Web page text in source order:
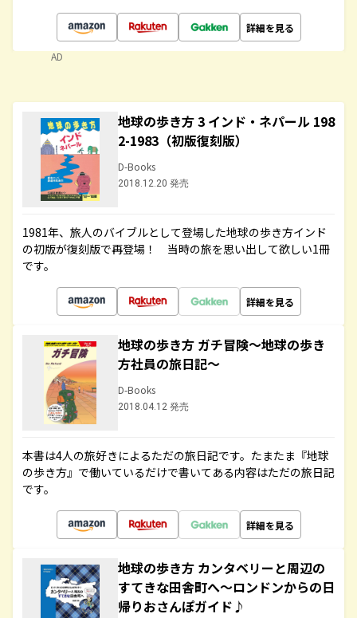
詳細を見る
AD
地球の歩き方 3 インド・ネパール 198
2-1983（初版復刻版）
D-Books
2018.12.20 発売
1981年、旅人のバイブルとして登場した地球の歩き方インド
の初版が復刻版で再登場！ 当時の旅を思い出して欲しい1冊
です。
詳細を見る
地球の歩き方 ガチ冒険～地球の歩き
方社員の旅日記～
D-Books
2018.04.12 発売
本書は4人の旅好きによるただの旅日記です。たまたま『地球
の歩き方』で働いているだけで書いてある内容はただの旅日記
です。
詳細を見る
地球の歩き方 カンタベリーと周辺の
すてきな田舎町へ～ロンドンからの日
帰りおさんぽガイド♪